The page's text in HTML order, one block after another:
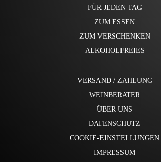
FÜR JEDEN TAG
ZUM ESSEN
ZUM VERSCHENKEN
ALKOHOLFREIES
VERSAND / ZAHLUNG
WEINBERATER
ÜBER UNS
DATENSCHUTZ
COOKIE-EINSTELLUNGEN
IMPRESSUM